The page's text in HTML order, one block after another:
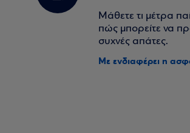
Μάθετε τι μέτρα
πώς μπορείτε να
συχνές απάτες.
Με ενδιαφέρει η